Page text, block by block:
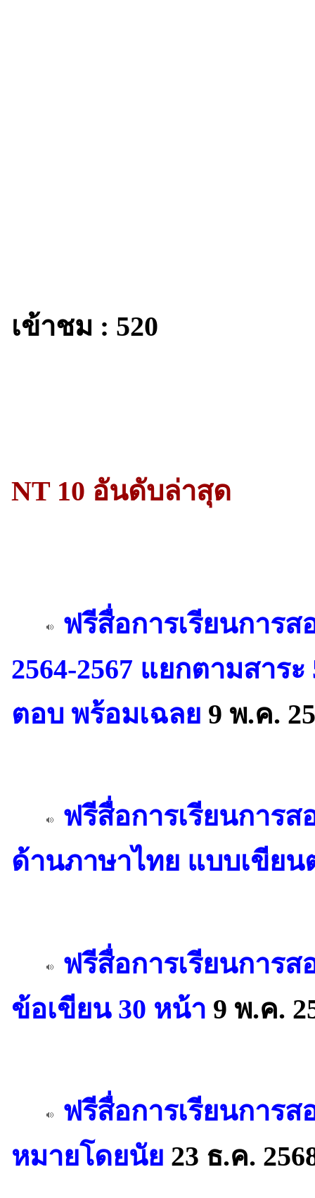
เข้าชม : 520
NT 10 อันดับล่าสุด
ฟรีสื่อการเรียนการ
2564-2567 แยกตามสาร
ตอบ พร้อมเฉลย 9 พ.ค.
ฟรีสื่อการเรียนการ
ด้านภาษาไทย แบบเขียน
ฟรีสื่อการเรียนการ
ข้อเขียน 30 หน้า 9 พ.ค.
ฟรีสื่อการเรียนการ
หมายโดยนัย 23 ธ.ค.